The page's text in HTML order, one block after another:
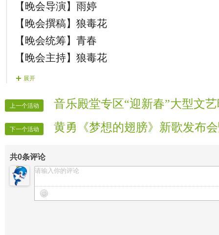
【晚会导演】雨婷
【晚会撰稿】狼毒花
【晚会统筹】青春
【晚会主持】狼毒花
【背景制作】兜兜
【晚会片花】祥龙
【晚会片花】猜猜
【贺词广播】
【贺词广播】無語問天
展开
上一个活动 音乐殿堂专区“迎新春”大型文
下一个活动 黄勇《梦想的翅膀》新歌发布
共0条评论